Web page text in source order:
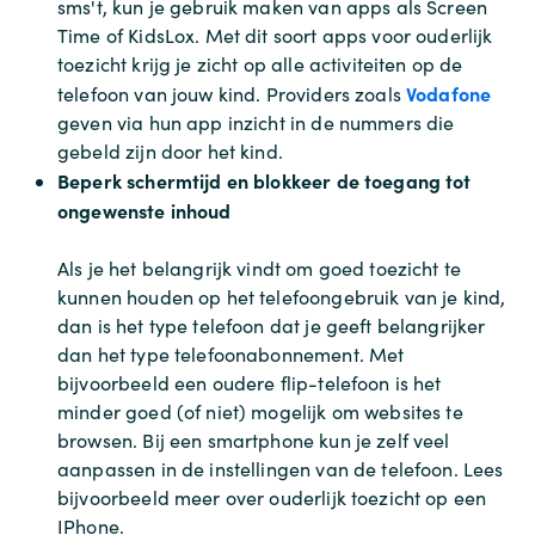
sms't, kun je gebruik maken van apps als Screen
Time of KidsLox. Met dit soort apps voor ouderlijk
toezicht krijg je zicht op alle activiteiten op de
telefoon van jouw kind. Providers zoalsVodafone
geven via hun app inzicht in de nummers die
gebeld zijn door het kind.
Beperk schermtijd en blokkeer de toegang tot
ongewenste inhoud
Als je het belangrijk vindt om goed toezicht te
kunnen houden op het telefoongebruik van je kind,
dan is het type telefoon dat je geeft belangrijker
dan het type telefoonabonnement. Met
bijvoorbeeld een oudere flip-telefoon is het
minder goed (of niet) mogelijk om websites te
browsen. Bij een smartphone kun je zelf veel
aanpassen in de instellingen van de telefoon. Lees
bijvoorbeeld meer over ouderlijk toezicht op een
IPhone.